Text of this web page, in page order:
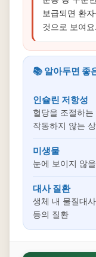
보급되면 환
것으로 보여요.
📚 알아두면 좋
인슐린 저항성
혈당을 조절하
작동하지 않는
미생물
눈에 보이지 않
대사 질환
생체 내 물질대
등의 질환